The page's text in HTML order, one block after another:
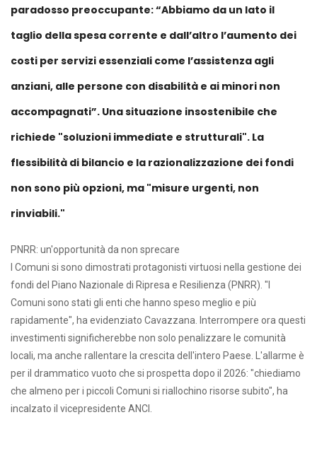
paradosso preoccupante: “Abbiamo da un lato il
taglio della spesa corrente e dall’altro l’aumento dei
costi per servizi essenziali come l’assistenza agli
anziani, alle persone con disabilità e ai minori non
accompagnati”. Una situazione insostenibile che
richiede "soluzioni immediate e strutturali". La
flessibilità di bilancio e la razionalizzazione dei fondi
non sono più opzioni, ma "misure urgenti, non
rinviabili."
PNRR: un'opportunità da non sprecare
I Comuni si sono dimostrati protagonisti virtuosi nella gestione dei
fondi del Piano Nazionale di Ripresa e Resilienza (PNRR). "I
Comuni sono stati gli enti che hanno speso meglio e più
rapidamente", ha evidenziato Cavazzana. Interrompere ora questi
investimenti significherebbe non solo penalizzare le comunità
locali, ma anche rallentare la crescita dell'intero Paese. L'allarme è
per il drammatico vuoto che si prospetta dopo il 2026: "chiediamo
che almeno per i piccoli Comuni si riallochino risorse subito", ha
incalzato il vicepresidente ANCI.